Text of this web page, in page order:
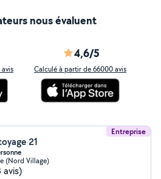
nous évaluent
4,6/5
Calculé à partir de 66000 avis
Entreprise
21
(Nord Village)
avis)